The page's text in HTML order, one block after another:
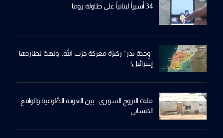
34 أسيراً لبنانياً على طاولة روما
"وِحدة بدر" ركيزة معركة حزب الله.. ولهذا تطاردها
إسرائيل!
ملفّ النزوحِ السوري.. بين العودة الطَّوعية والواقعِ
الانساني